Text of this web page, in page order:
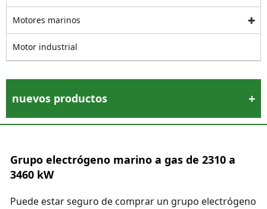
Motores marinos
Motor industrial
nuevos productos
Grupo electrógeno marino a gas de 2310 a
3460 kW
Puede estar seguro de comprar un grupo electrógeno